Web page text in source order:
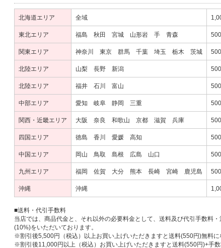
北海道エリア 全域
東北エリア 福島 秋田 宮城 山形岩 手 青森
関東エリア 神奈川 東京 群馬 千葉 埼玉 栃木 茨城
北陸エリア 山梨 長野 新潟
北陸エリア 福井 石川 富山
中部エリア 愛知 岐阜 静岡 三重
関西・近畿エリア 大阪 奈良 和歌山 京都 滋賀 兵庫
四国エリア 徳島 香川 愛媛 高知
中国エリア 岡山 鳥取 島根 広島 山口
九州エリア 福岡 佐賀 大分 熊本 長崎 宮崎 鹿児島
沖縄 沖縄
■送料・代引手数料
当店では、商品代金と、それ以外の必要料金として、送料及び代引手数料・
(10%)をいただいております。
※割引後5,500円（税込）以上お買い上げいただきますと送料(550円)無料に
※割引後11,000円以上（税込）お買い上げいただきますと送料(550円)+手